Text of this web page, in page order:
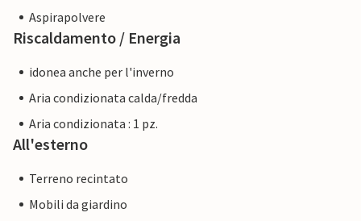
Aspirapolvere
Riscaldamento / Energia
idonea anche per l'inverno
Aria condizionata calda/fredda
Aria condizionata : 1 pz.
All'esterno
Terreno recintato
Mobili da giardino